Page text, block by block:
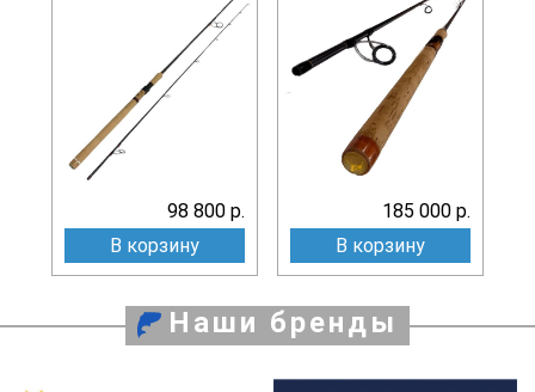
98 800 р.
В корзину
185 000 р.
В корзину
Наши бренды